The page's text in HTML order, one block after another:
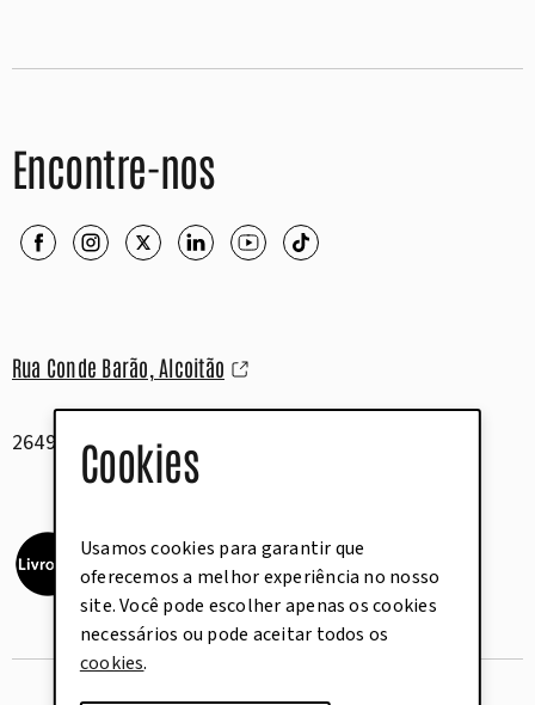
Cookies
Usamos cookies para garantir que
oferecemos a melhor experiência no nosso
site. Você pode escolher apenas os cookies
necessários ou pode aceitar todos os
cookies.
Encontre-nos
Rua Conde Barão, Alcoitão
2649-506 Alcabideche